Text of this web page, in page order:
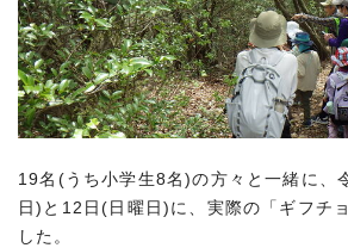
19名(うち小学生8名)の方々と一緒に、
日)と12日(日曜日)に、実際の「ギフチ
した。